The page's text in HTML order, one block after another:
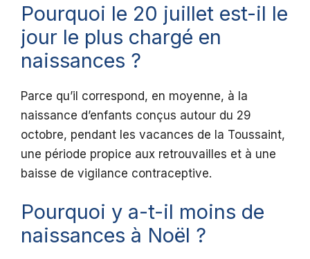
Pourquoi le 20 juillet est-il le
jour le plus chargé en
naissances ?
Parce qu’il correspond, en moyenne, à la
naissance d’enfants conçus autour du 29
octobre, pendant les vacances de la Toussaint,
une période propice aux retrouvailles et à une
baisse de vigilance contraceptive.
Pourquoi y a-t-il moins de
naissances à Noël ?